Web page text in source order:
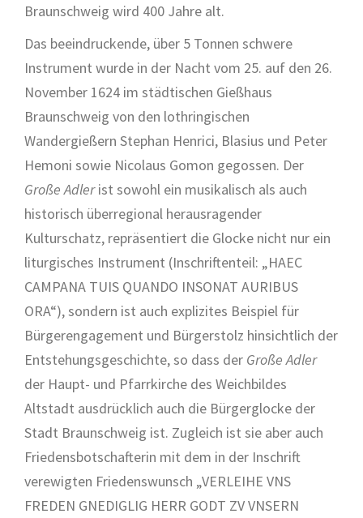
Braunschweig wird 400 Jahre alt.
Das beeindruckende, über 5 Tonnen schwere
Instrument wurde in der Nacht vom 25. auf den 26.
November 1624 im städtischen Gießhaus
Braunschweig von den lothringischen
Wandergießern Stephan Henrici, Blasius und Peter
Hemoni sowie Nicolaus Gomon gegossen. Der
Große Adlerist sowohl ein musikalisch als auch
historisch überregional herausragender
Kulturschatz, repräsentiert die Glocke nicht nur ein
liturgisches Instrument (Inschriftenteil: „HAEC
CAMPANA TUIS QUANDO INSONAT AURIBUS
ORA“), sondern ist auch explizites Beispiel für
Bürgerengagement und Bürgerstolz hinsichtlich der
Entstehungsgeschichte, so dass der Große Adler
der Haupt- und Pfarrkirche des Weichbildes
Altstadt ausdrücklich auch die Bürgerglocke der
Stadt Braunschweig ist. Zugleich ist sie aber auch
Friedensbotschafterin mit dem in der Inschrift
verewigten Friedenswunsch „VERLEIHE VNS
FREDEN GNEDIGLIG HERR GODT ZV VNSERN